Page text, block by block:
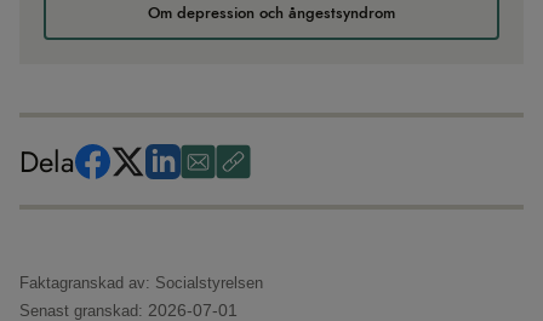
Om depression och ångestsyndrom
Dela
Faktagranskad av: Socialstyrelsen
Senast granskad: 2026-07-01